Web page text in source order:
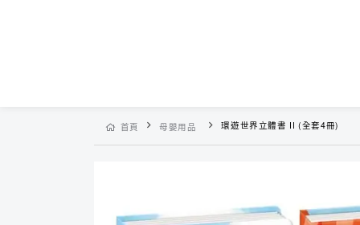
首頁 母嬰用品 環遊世界立體書 II (全套4冊)